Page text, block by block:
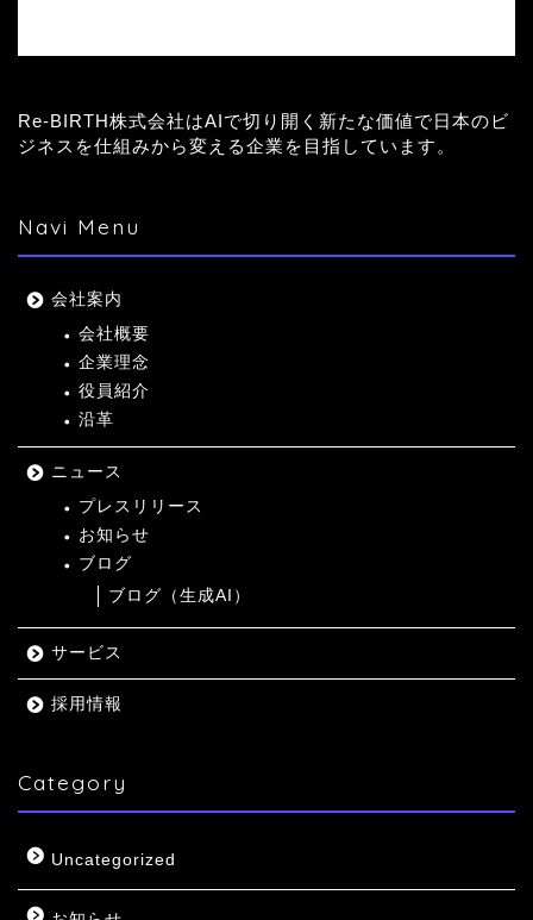
Re-BIRTH株式会社はAIで切り開く新たな価値で日本のビ
ジネスを仕組みから変える企業を目指しています。
Navi Menu
会社案内
会社概要
企業理念
役員紹介
沿革
ニュース
プレスリリース
お知らせ
ブログ
ブログ（生成AI）
サービス
採用情報
Category
Uncategorized